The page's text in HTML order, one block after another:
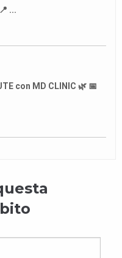
...
con MD CLINIC 🌿 📅